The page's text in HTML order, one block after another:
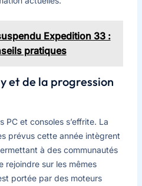
Expedition 33 :
pratiques
et de la progression
PC et consoles s’effrite. La
prévus cette année intègrent
à des communautés
rejoindre sur les mêmes
portée par des moteurs